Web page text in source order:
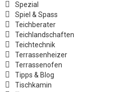
Spezial
Spiel & Spass
Teichberater
Teichlandschaften
Teichtechnik
Terrassenheizer
Terrassenofen
Tipps & Blog
Tischkamin